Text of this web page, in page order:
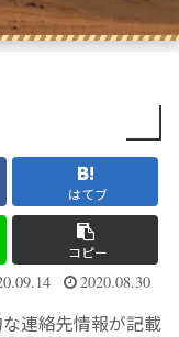
はてブ
コピー
2020.08.30
連絡先情報が記載